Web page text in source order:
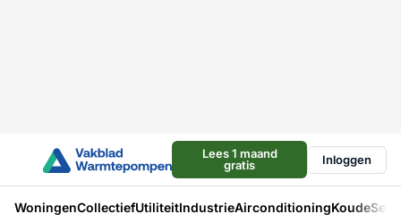
Lees 1 maand
gratis
Inloggen
WoningenCollectiefUtiliteitIndustrieAirconditioningKoude